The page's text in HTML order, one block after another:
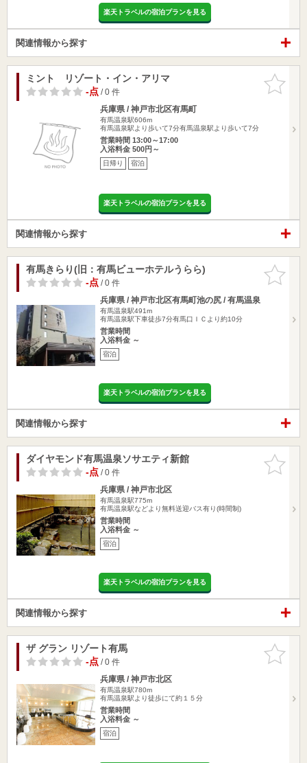
楽天トラベルの宿泊プランを見る
関連情報から探す
お気に入
りに追加
ミント リゾート・イン・アリマ
-点/ 0 件
兵庫県 / 神戸市北区有馬町
有馬温泉駅606m
有馬温泉駅より歩いて7分有馬温泉駅より歩いて7分
営業時間 13:00～17:00
入浴料金 500円～
日帰り 宿泊
楽天トラベルの宿泊プランを見る
関連情報から探す
お気に入
りに追加
有馬きらり(旧：有馬ビューホテルうらら)
-点/ 0 件
兵庫県 / 神戸市北区有馬町池の尻 / 有馬温泉
有馬温泉駅491m
有馬温泉駅下車徒歩7分有馬口ＩＣより約10分
営業時間
入浴料金 ～
宿泊
楽天トラベルの宿泊プランを見る
関連情報から探す
お気に入
りに追加
ダイヤモンド有馬温泉ソサエティ新館
-点/ 0 件
兵庫県 / 神戸市北区
有馬温泉駅775m
有馬温泉駅などより無料送迎バス有り(時間制)
営業時間
入浴料金 ～
宿泊
楽天トラベルの宿泊プランを見る
関連情報から探す
お気に入
りに追加
ザ グラン リゾート有馬
-点/ 0 件
兵庫県 / 神戸市北区
有馬温泉駅780m
有馬温泉駅より徒歩にて約１５分
営業時間
入浴料金 ～
宿泊